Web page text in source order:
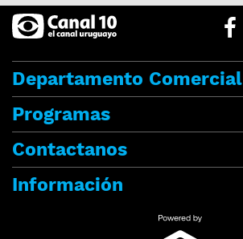
Departamento Comercial
Programas
Contactanos
Información